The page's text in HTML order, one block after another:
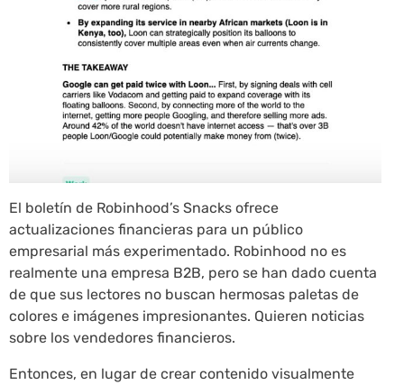
El boletín de Robinhood’s Snacks ofrece
actualizaciones financieras para un público
empresarial más experimentado. Robinhood no es
realmente una empresa B2B, pero se han dado cuenta
de que sus lectores no buscan hermosas paletas de
colores e imágenes impresionantes. Quieren noticias
sobre los vendedores financieros.
Entonces, en lugar de crear contenido visualmente